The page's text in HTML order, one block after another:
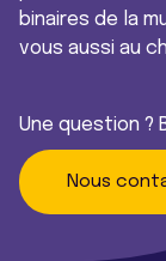
binaires de la
vous aussi au
Une question ?
Nous